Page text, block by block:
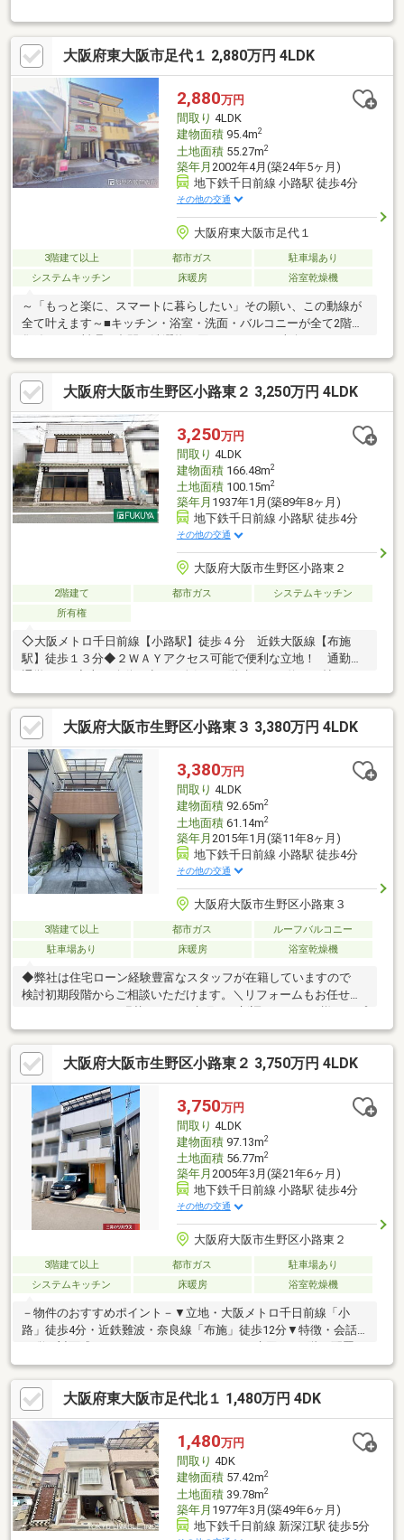
大阪府東大阪市足代１ 2,880万円 4LDK
2,880万円
間取り 4LDK
建物面積95.4m2
土地面積55.27m2
築年月 2002年4月(築24年5ヶ月)
地下鉄千日前線 小路駅 徒歩4分
その他の交通
大阪府東大阪市足代１
3階建て以上 都市ガス
駐車場あり
システムキッチン
床暖房 浴室乾燥機
～「もっと楽に、スマートに暮らしたい」その願い、この動線が
全て叶えます～■キッチン・浴室・洗面・バルコニーが全て2階に
ーへ。 無駄な上下移動をゼロにする「家事ラク」の極みです
♪■L型キッチンは、作業スペースが広く、食洗器付。 後片けを
時短して、自分へのご褒美タイム♪■全室収納＋ロフト＋車庫完備
4LDKの豊富な部屋数、 将来の子供部屋、書斎と柔軟に対応♪〇
東大阪市立布施小学校まで約1.5ｋｍ♪〇東大阪市立布施中学校ま
で約1.3ｋｍ♪〇近鉄百貨店東大阪店まで約650ｍ♪〇サンプラザ布
施店まで約300ｍ♪
大阪府大阪市生野区小路東２ 3,250万円 4LDK
3,250万円
間取り 4LDK
建物面積166.48m2
土地面積100.15m2
築年月 1937年1月(築89年8ヶ月)
地下鉄千日前線 小路駅 徒歩4分
その他の交通
大阪府大阪市生野区小路東２
2階建て 都市ガス
システムキッチン
所有権
◇大阪メトロ千日前線【小路駅】徒歩４分 近鉄大阪線【布施
駅】徒歩１３分◆２ＷＡＹアクセス可能で便利な立地！ 通勤・
ＤＫは家族みんなの団らん空間♪◆全居室収納付きで季節のお片
付けも安心です！ 各階にトイレがあるのも嬉しいポイント♪◇
ご質問・内覧のご希望などございましたらお気軽にお問合せ下さ
い♪
大阪府大阪市生野区小路東３ 3,380万円 4LDK
3,380万円
間取り 4LDK
建物面積92.65m2
土地面積61.14m2
築年月 2015年1月(築11年8ヶ月)
地下鉄千日前線 小路駅 徒歩4分
その他の交通
大阪府大阪市生野区小路東３
3階建て以上 都市ガス
ルーフバルコニー
駐車場あり
床暖房 浴室乾燥機
◆弊社は住宅ローン経験豊富なスタッフが在籍していますので
検討初期段階からご相談いただけます。＼リフォームもお任せく
ランに対応可能ですのでご検討中の方はお気軽にご相談ください
♪・現在空家につき即日内覧可能・大変きれいにお使いの築浅物
件・陽当たり通風良好な広々南側ルーフバルコニー・床暖房や浴
室乾燥機など充実した設備・きれいが保てる豊富な収納◆◆◆不
動産のことなら株式会社ジノベーションへ◆◆◆住まい探しはも
ちろん相続相談などもお任せください!!06-4309-8878までお問い合
わせお待ちしております。
大阪府大阪市生野区小路東２ 3,750万円 4LDK
3,750万円
間取り 4LDK
建物面積97.13m2
土地面積56.77m2
築年月 2005年3月(築21年6ヶ月)
地下鉄千日前線 小路駅 徒歩4分
その他の交通
大阪府大阪市生野区小路東２
3階建て以上 都市ガス
駐車場あり
システムキッチン
床暖房 浴室乾燥機
－物件のおすすめポイント－▼立地・大阪メトロ千日前線「小
路」徒歩4分・近鉄難波・奈良線「布施」徒歩12分▼特徴・会話
プライバシーや家事動線に配慮・3カ所にバルコニーを配置・全居
室に収納スペースを確保▼設備・食洗機・浴室乾燥機・床暖房
(LDK)▼周辺環境・万代布施店 徒歩6分(約430m)・大阪市立東小路
小学校 徒歩4分(約260m)・ファミリーマート小路駅東店 徒歩3分
(約170m)■ ご希望の住まい探しをお手伝いします
━━━━━・・・物件の詳細・ご相談はお気軽にお問い合わせく
ださい。
大阪府東大阪市足代北１ 1,480万円 4DK
1,480万円
間取り 4DK
建物面積57.42m2
土地面積39.78m2
築年月 1977年3月(築49年6ヶ月)
地下鉄千日前線 新深江駅 徒歩5分